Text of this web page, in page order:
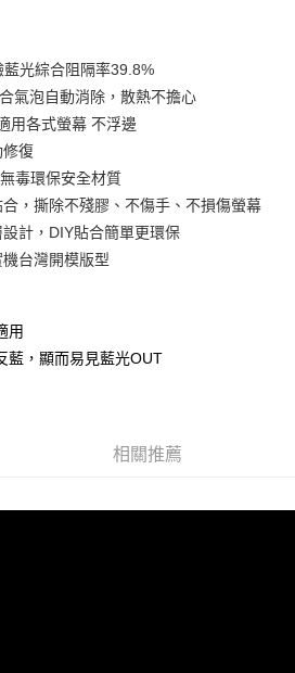
上)免運費
以上)免運費
光綜合阻隔率39.8%
氣泡自動消除，散熱不擔心
用各式螢幕 不浮邊
復
毒環保安全材質
，撕除不殘膠、不傷手、不損傷螢幕
計，DIY貼合簡單更環保
台灣開模版型
用
藍，顯而易見藍光OUT
相關推薦